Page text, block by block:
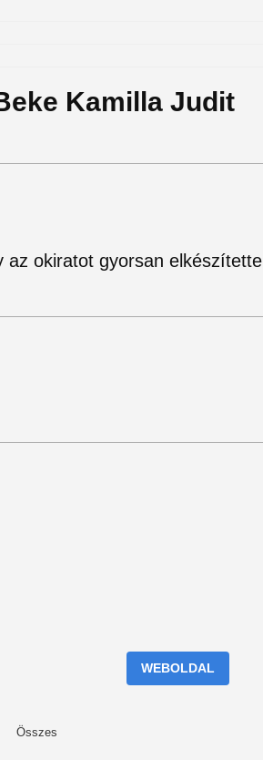
Kamilla Judit
az okiratot gyorsan elkészítette
WEBOLDAL
Összes